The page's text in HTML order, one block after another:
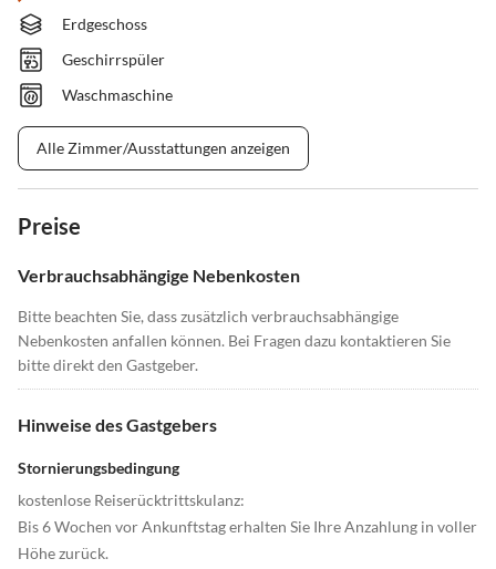
Erdgeschoss
Geschirrspüler
Waschmaschine
Alle Zimmer/Ausstattungen anzeigen
Preise
Verbrauchsabhängige Nebenkosten
Bitte beachten Sie, dass zusätzlich verbrauchsabhängige
Nebenkosten anfallen können. Bei Fragen dazu kontaktieren Sie
bitte direkt den Gastgeber.
Hinweise des Gastgebers
Stornierungsbedingung
kostenlose Reiserücktrittskulanz:
Bis 6 Wochen vor Ankunftstag erhalten Sie Ihre Anzahlung in voller
Höhe zurück.